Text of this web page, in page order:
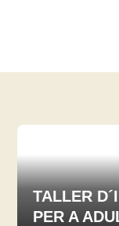
TALLER
PER A